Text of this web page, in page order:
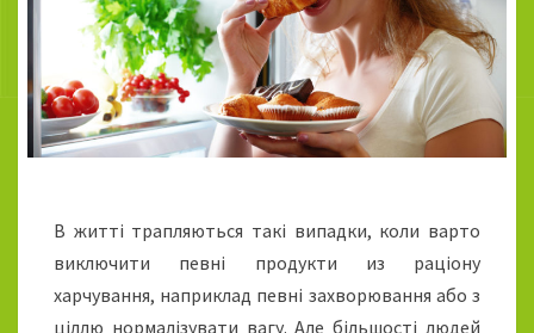
А
Р
Ч
О
В
О
А
Л
Е
В житті трапляються такі випадки, коли варто
виключити певні продукти из раціону
харчування, наприклад певні захворювання або з
ціллю нормалізувати вагу. Але більшості людей